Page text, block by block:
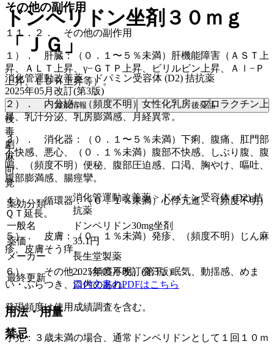
その他の副作用
１１．２． その他の副作用
１）． 肝臓：（０．１〜５％未満）肝機能障害（ＡＳＴ上
昇、ＡＬＴ上昇、γ−ＧＴＰ上昇、ビリルビン上昇、Ａｌ−Ｐ
上昇、ＬＤＨ上昇等）。
２）． 内分泌：（頻度不明）女性化乳房、プロラクチン上
昇、乳汁分泌、乳房膨満感、月経異常。
３）． 消化器：（０．１〜５％未満）下痢、腹痛、肛門部
不快感、悪心、（０．１％未満）腹部不快感、しぶり腹、腹
鳴、（頻度不明）便秘、腹部圧迫感、口渇、胸やけ、嘔吐、
腹部膨満感、腸痙攣。
４）． 循環器：（０．１％未満）心悸亢進、（頻度不明）
ＱＴ延長。
５）． 皮膚：（０．１％未満）発疹、（頻度不明）じん麻
疹、皮膚そう痒。
６）． その他：（頻度不明）発汗、眠気、動揺感、めま
い・ふらつき、口内のあれ。
発現頻度は使用成績調査を含む。
禁忌
ドンペリドン坐剤３０ｍｇ
「ＪＧ」
消化管運動改善薬 > ドパミン受容体 (D2) 拮抗薬
2025年05月改訂(第3版)
薬剤情報 後発品
後
毒
劇
麻
向
覚
薬効分類
消化管運動改善薬 > ドパミン受容体 (D2) 拮
抗薬
一般名
ドンペリドン30mg坐剤
薬価
35.1円
メーカー
長生堂製薬
最終更新
2025年05月改訂(第3版)
添付文書のPDFはこちら
用法・用量
小児：３歳未満の場合、通常ドンペリドンとして１回１０ｍ